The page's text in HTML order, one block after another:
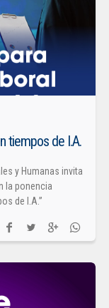
tiempos de I.A.
y Humanas invita
la ponencia
de I.A.”